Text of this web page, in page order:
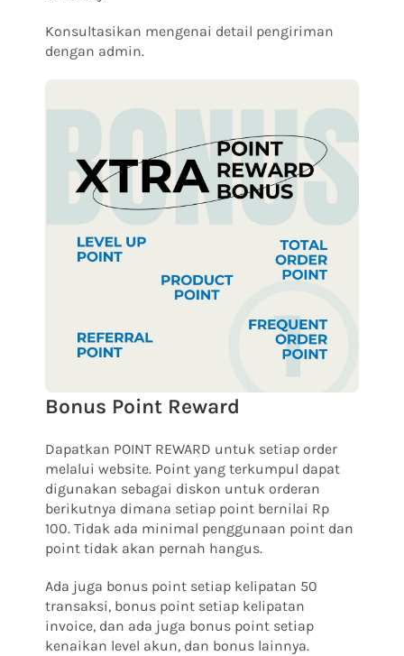
Konsultasikan mengenai detail pengiriman
dengan admin.
Bonus Point Reward
Dapatkan POINT REWARD untuk setiap order
melalui website. Point yang terkumpul dapat
digunakan sebagai diskon untuk orderan
berikutnya dimana setiap point bernilai Rp
100.Tidak ada minimal penggunaan point dan
point tidak akan pernah hangus.
Ada juga bonus point setiap kelipatan 50
transaksi, bonus point setiap kelipatan
invoice, dan ada juga bonus point setiap
kenaikan level akun, dan bonus lainnya.